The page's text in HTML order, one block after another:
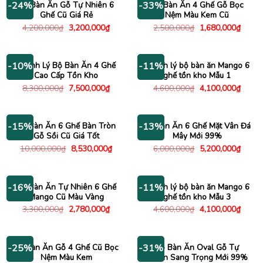
-24%
Bộ Bàn Ăn Gỗ Tự Nhiên 6
Ghế Cũ Giá Rẻ
4,200,000₫ Giá
gốc
3,200,000₫Giá
hiện
3,200,000₫.
-33%Bộ Bàn Ăn 4 Ghế Gỗ Bọc
Nệm Màu Kem Cũ
2,500,000₫ Giá
gốc
1,680,000₫Giá
hiện
-10%
Thanh Lý Bộ Bàn Ăn 4 Ghế
Cao Cấp Tồn Kho
8,300,000₫ Giá
gốc
7,500,000₫Giá
hiện
7,500,000₫.
-11%
Thanh lý bộ bàn ăn Mango 6
ghế tồn kho Mẫu 1
4,600,000₫ Giá
gốc
4,100,000₫Giá
hiện
-15%
Bộ Bàn Ăn 6 Ghế Bàn Tròn
Gỗ Sồi Cũ Giá Tốt
10,000,000₫ Giá
gốc
8,530,000₫Giá
hiện
8,530,000₫.
-13%
Bộ Bàn Ăn 6 Ghế Mặt Vân Đá
Mây Mới 99%
6,000,000₫ Giá
gốc
5,200,000₫Giá
hiện
-16%
Bộ Bàn Ăn Tự Nhiên 6 Ghế
Mango Cũ Màu Vàng
3,300,000₫ Giá
gốc
2,780,000₫Giá
hiện
2,780,000₫.
-11%
Thanh lý bộ bàn ăn Mango 6
ghế tồn kho Mẫu 3
4,600,000₫ Giá
gốc
4,100,000₫Giá
hiện
-25%
Bộ Bàn Ăn Gỗ 4 Ghế Cũ Bọc
Nệm Màu Kem
-31%Bộ Bàn Ăn Oval Gỗ Tự
Nhiên Sang Trọng Mới 99%